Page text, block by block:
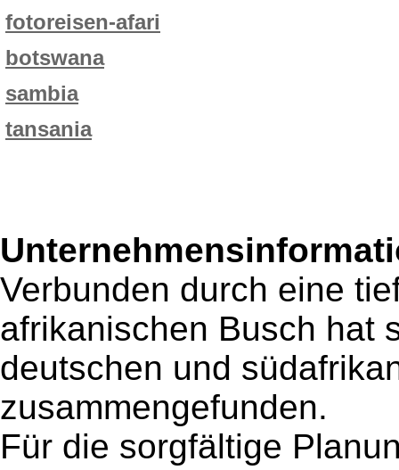
fotoreisen-afari
botswana
sambia
tansania
Verbunden durch eine
afrikanischen Busch hat
deutschen und
zusammengefunden.
Für die sorgfältige